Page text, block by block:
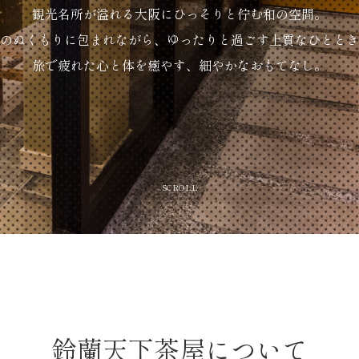
観光名所が溢れる大阪にひっそりと佇む和の空間。
ぬくもりに包まれながら、ゆったりと過ごす上質なひとと
旅で疲れた心と体を癒やす、細やかなおもてなし。
SCROLL
鈴蘭天下茶屋について